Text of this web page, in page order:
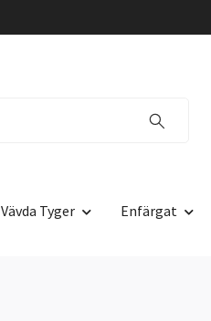
Vävda Tyger
Enfärgat